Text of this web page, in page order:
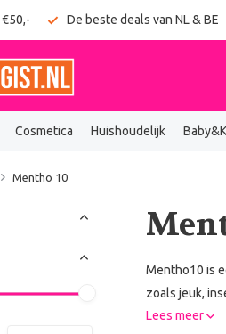
De beste deals van NL & BE
Cosmetica Huishoudelijk
Mentho 10
Mentho10 is
zoals jeuk,
Lees meer